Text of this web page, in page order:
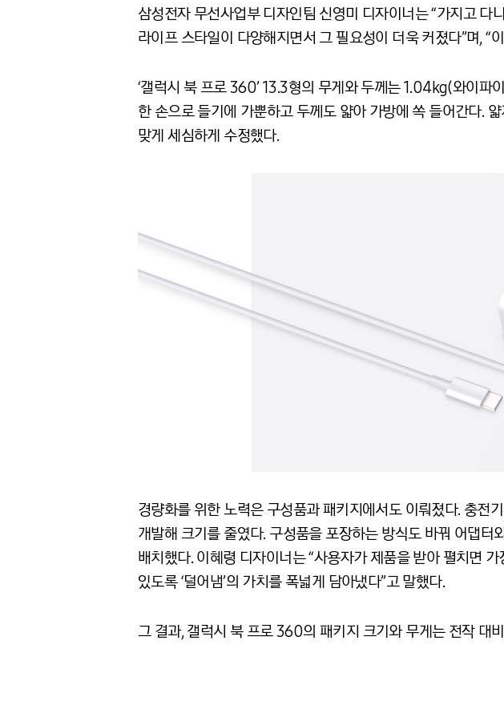
삼성전자 무선사업부 디자인팀 신영미 디자이너는 “가지고
라이프 스타일이 다양해지면서 그 필요성이 더욱 커졌다”며,
‘갤럭시 북 프로 360’ 13.3형의 무게와 두께는 1.04kg(와이파
한 손으로 들기에 가뿐하고 두께도 얇아 가방에 쏙 들어간다.
맞게 세심하게 수정했다.
경량화를 위한 노력은 구성품과 패키지에서도 이뤄졌다. 충전
개발해 크기를 줄였다. 구성품을 포장하는 방식도 바꿔 어댑
배치했다. 이혜령 디자이너는 “사용자가 제품을 받아 펼치면
있도록 ‘덜어냄’의 가치를 폭넓게 담아냈다”고 말했다.
그 결과, 갤럭시 북 프로 360의 패키지 크기와 무게는 전작 대